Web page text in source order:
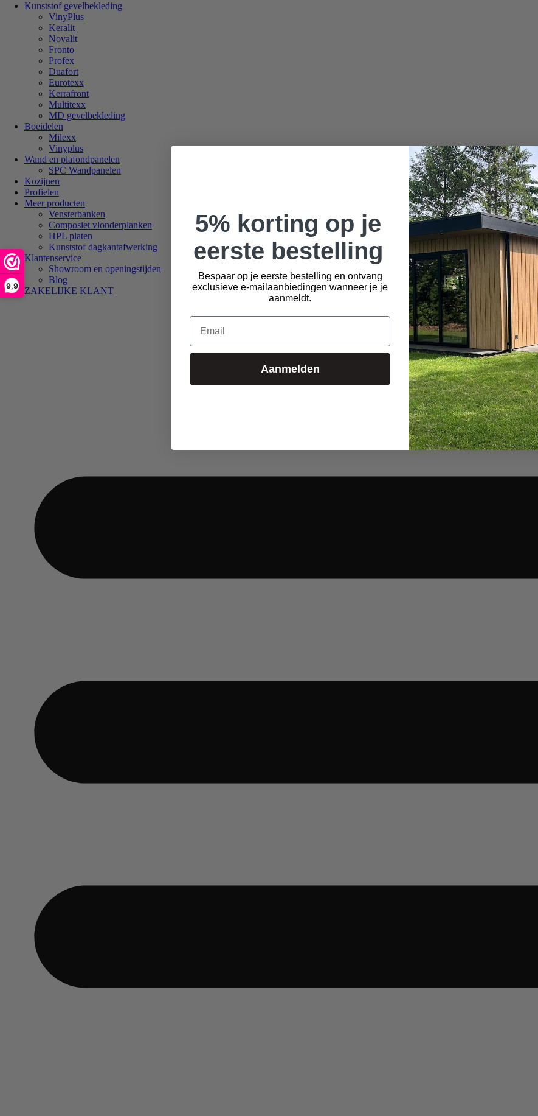
9,9
Kunststof gevelbekleding
VinyPlus
Keralit
Novalit
Fronto
Profex
Duafort
Eurotexx
Kerrafront
Multitexx
MD gevelbekleding
Boeidelen
Milexx
Vinyplus
Wand en plafondpanelen
SPC Wandpanelen
Kozijnen
Profielen
Meer producten
Vensterbanken
Composiet vlonderplanken
HPL platen
Kunststof dagkantafwerking
Klantenservice
Showroom en openingstijden
Blog
ZAKELIJKE KLANT
5% korting op je
eerste bestelling
Bespaar op je eerste bestelling en ontvang
exclusieve e-mailaanbiedingen wanneer je je
aanmeldt.
Email
Aanmelden